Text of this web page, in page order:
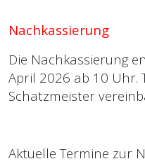
Nachkassierung
Die Nachkassierung
April 2026 ab 10 Uhr.
Schatzmeister
Aktuelle Termine zur